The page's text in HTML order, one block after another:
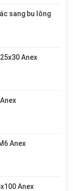
sang bu lông
Anex
Anex
Anex